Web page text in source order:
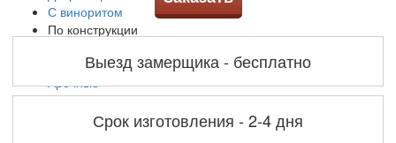
С виноритом
По конструкции
Двустворчатые
Арочные
Решетчатые
Трехконтурные
Выезд замерщика - бесплатно
Срок изготовления - 2-4 дня